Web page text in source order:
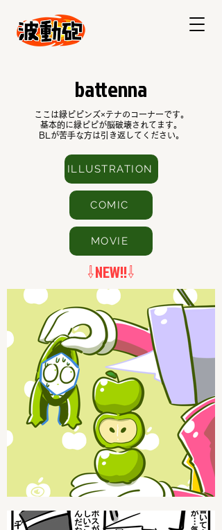
battenna
ここは緑ピピンズ×テナのコーナーです。
​基本的に緑ピピが脳破壊されてます。
BLが苦手な方は引き返してください。
ILLUSTRATION
COMIC
MOVIE
⇩NEW!!⇩